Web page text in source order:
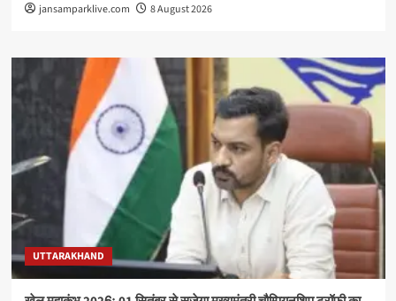
jansamparklive.com 8 August 2026
UTTARAKHAND